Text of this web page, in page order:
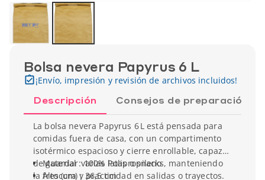
Bolsa nevera Papyrus 6 L
¡Envío, impresión y revisión de archivos incluidos!
Descripción Consejos de preparación
La bolsa nevera Papyrus 6 L está pensada para
comidas fuera de casa, con un compartimento
isotérmico espacioso y cierre enrollable, capaz
de guardar varias latas o snacks, manteniendo
la frescura y practicidad en salidas o trayectos.
Material : 100% Polipropileno
Alto (cm) : 36,5 cm